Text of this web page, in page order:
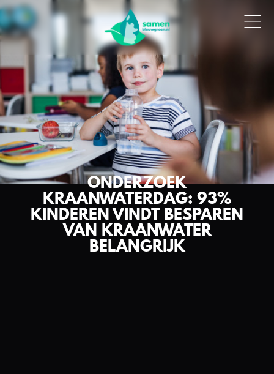
ONDERZOEK
KRAANWATERDAG: 93%
KINDEREN VINDT BESPAREN
VAN KRAANWATER
BELANGRIJK